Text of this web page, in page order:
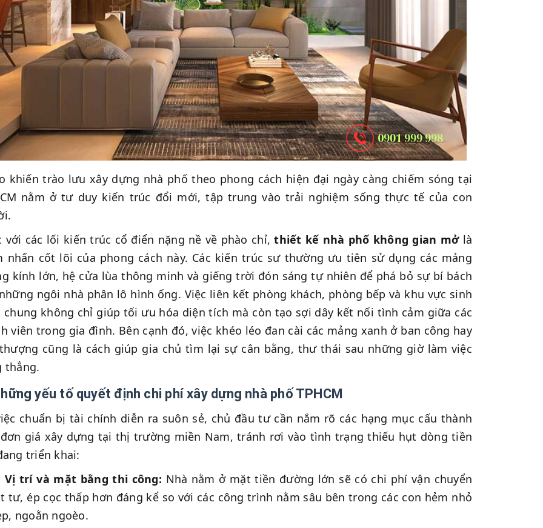
khiến trào lưu xây dựng nhà phố theo phong cách hiện đại ngày càng chiếm sóng tại
nằm ở tư duy kiến trúc đổi mới, tập trung vào trải nghiệm sống thực tế của con
với các lối kiến trúc cổ điển nặng nề về phào chỉ,thiết kế nhà phố không gian mởlà
nhấn cốt lõi của phong cách này. Các kiến trúc sư thường ưu tiên sử dụng các mảng
kính lớn, hệ cửa lùa thông minh và giếng trời đón sáng tự nhiên để phá bỏ sự bí bách
ngôi nhà phân lô hình ống. Việc liên kết phòng khách, phòng bếp và khu vực sinh
chung không chỉ giúp tối ưu hóa diện tích mà còn tạo sợi dây kết nối tình cảm giữa các
viên trong gia đình. Bên cạnh đó, việc khéo léo đan cài các mảng xanh ở ban công hay
cũng là cách giúp gia chủ tìm lại sự cân bằng, thư thái sau những giờ làm việc
thẳng.
yếu tố quyết định chi phí xây dựng nhà phố TPHCM
chuẩn bị tài chính diễn ra suôn sẻ, chủ đầu tư cần nắm rõ các hạng mục cấu thành
giá xây dựng tại thị trường miền Nam, tránh rơi vào tình trạng thiếu hụt dòng tiền
triển khai:
Vị trí và mặt bằng thi công: Nhà nằm ở mặt tiền đường lớn sẽ có chi phí vận chuyển
tư, ép cọc thấp hơn đáng kể so với các công trình nằm sâu bên trong các con hẻm nhỏ
ngoằn ngoèo.